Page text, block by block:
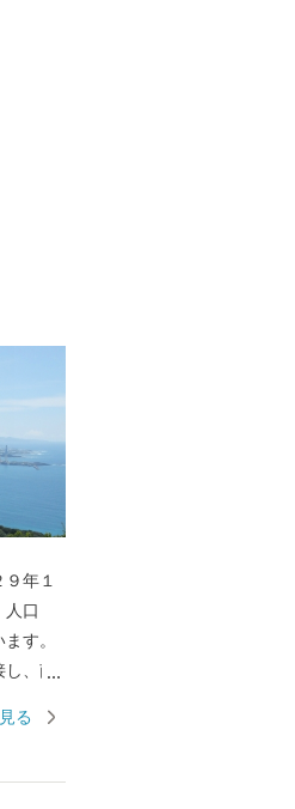
年１
口
す。
、南
２．
る